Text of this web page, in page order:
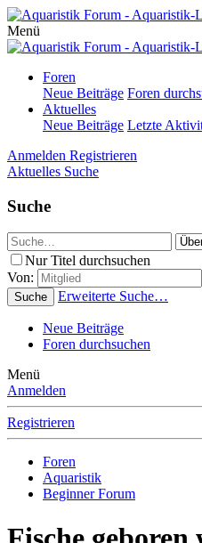
Menü
Foren
Neue Beiträge Foren
Aktuelles
Neue Beiträge Letzte
Anmelden Registrieren
Aktuelles Suche
Suche
Nur Titel durchsuchen
Von:
Suche Erweiterte Suche…
Neue Beiträge
Foren durchsuchen
Menü
Anmelden
Registrieren
Foren
Aquaristik
Beginner Forum